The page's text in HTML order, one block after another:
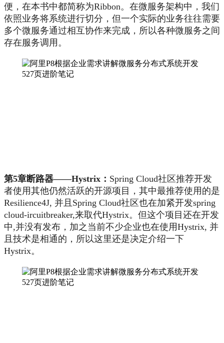
便，在本书中都简称为Ribbon。在微服务架构中，我们
依照业务将系统进行切分，但一个实际的业务往往需要
多个微服务通过相互协作来完成，所以各种微服务之间
存在服务调用。
第5章断路器——Hystrix： Spring Cloud社区推荐开发
者使用其他仍然活跃的开源项目，其中最推荐使用的是
Resilience4J, 并且Spring Cloud社区也在加紧开发spring
cloud-ircuitbreaker,来取代Hystrix。但这个项目还在开发
中,并没有发布，加之当前不少企业也在使用Hystrix, 并
且技术是相通的，所以这里还是决定介绍一下
Hystrix。